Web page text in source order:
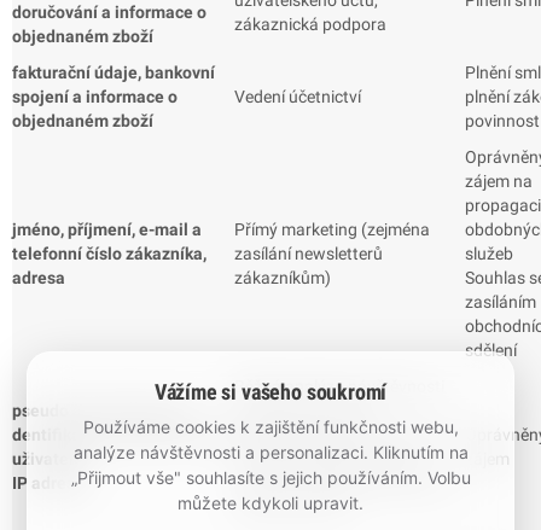
doručování a informace o
objednaném zboží
zákaznická podpora
fakturační údaje, bankovní
spojení a informace o
objednaném zboží
Vedení účetnictví
Plnění
plnění
jméno, příjmení, e-mail a
telefonní číslo zákazníka,
adresa
Přímý marketing (zejména
zasílání newsletterů
zákazníkům)
zájem na
propagaci
služeb
Souhlas
zasíláním
sdělení
pseudo anonymizované
dentifikátory registrovaných
uživatelů,
IP adresa
Běžná analýza návštěvnosti
zabezpečení našich webových
stránek, odhalování chyb
serveru a prevence podvodů a
útoků na server
zájem
Vážíme si vašeho soukromí
Používáme cookies k zajištění funkčnosti webu,
analýze návštěvnosti a personalizaci. Kliknutím na
„Přijmout vše" souhlasíte s jejich používáním. Volbu
můžete kdykoli upravit.